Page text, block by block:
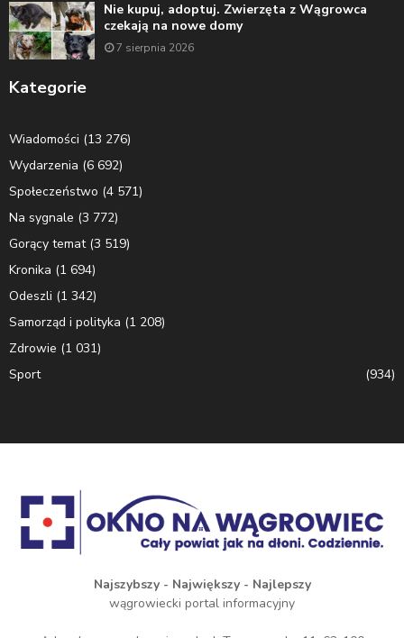
Nie kupuj, adoptuj. Zwierzęta z Wągrowca
czekają na nowe domy
7 sierpnia 2026
Kategorie
Wiadomości (13 276)
Wydarzenia (6 692)
Społeczeństwo (4 571)
Na sygnale (3 772)
Gorący temat(3 519)
Kronika (1 694)
Odeszli (1 342)
Samorząd i polityka (1 208)
Zdrowie (1 031)
Sport
(934)
Najszybszy - Największy - Najlepszy
wągrowiecki portal informacyjny